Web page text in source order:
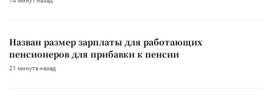
Назван размер зарплаты для работающих
пенсионеров для прибавки к пенсии
21 минута назад